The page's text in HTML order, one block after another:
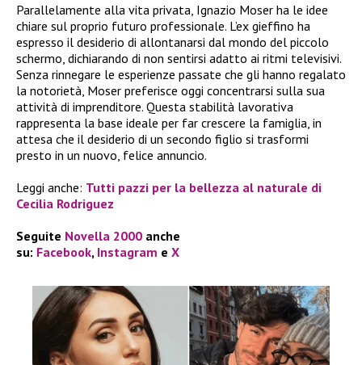
Parallelamente alla vita privata, Ignazio Moser ha le idee
chiare sul proprio futuro professionale. L’ex gieffino ha
espresso il desiderio di allontanarsi dal mondo del piccolo
schermo, dichiarando di non sentirsi adatto ai ritmi televisivi.
Senza rinnegare le esperienze passate che gli hanno regalato
la notorietà, Moser preferisce oggi concentrarsi sulla sua
attività di imprenditore. Questa stabilità lavorativa
rappresenta la base ideale per far crescere la famiglia, in
attesa che il desiderio di un secondo figlio si trasformi
presto in un nuovo, felice annuncio.
Leggi anche: Tutti pazzi per la bellezza al naturale di
Cecilia Rodriguez
Seguite Novella 2000 anche
su: Facebook, Instagram e X